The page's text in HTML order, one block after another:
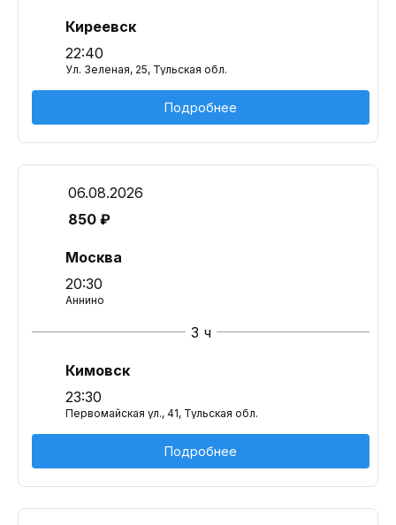
Киреевск
22:40
Ул. Зеленая, 25, Тульская обл.
Подробнее
06.08.2026
850 ₽
Москва
20:30
Аннино
3 ч
Кимовск
23:30
Первомайская ул., 41, Тульская обл.
Подробнее